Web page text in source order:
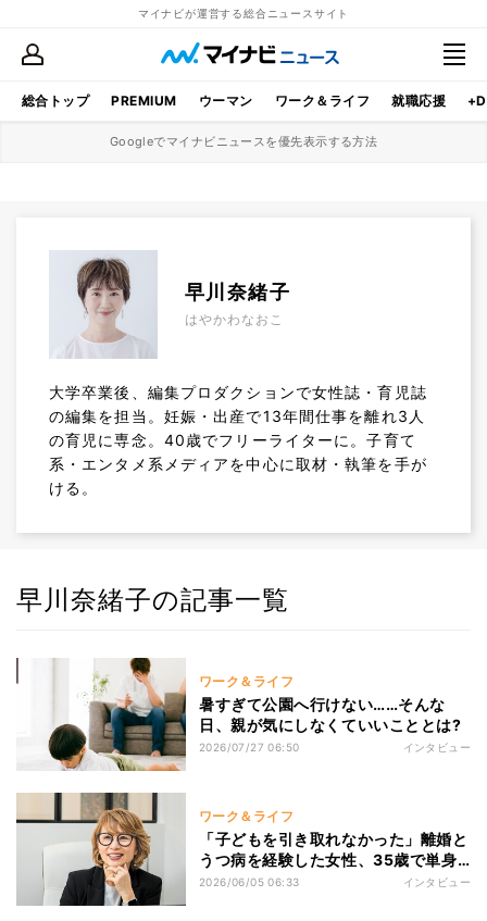
マイナビが運営する総合ニュースサイト
総合トップ PREMIUM ウーマン ワーク＆ライフ 就職応援
Googleでマイナビニュースを優先表示する方法
早川奈緒子
はやかわなおこ
大学卒業後、編集プロダクションで女性誌・育児誌
の編集を担当。妊娠・出産で13年間仕事を離れ3人
の育児に専念。40歳でフリーライターに。子育て
系・エンタメ系メディアを中心に取材・執筆を手が
ける。
早川奈緒子の記事一覧
ワーク＆ライフ
暑すぎて公園へ行けない……そんな
日、親が気にしなくていいこととは?
2026/07/27 06:50 インタビュー
ワーク＆ライフ
「子どもを引き取れなかった」離婚と
うつ病を経験した女性、35歳で単身
渡仏――パリで36店舗を築くまで
2026/06/05 06:33 インタビュー